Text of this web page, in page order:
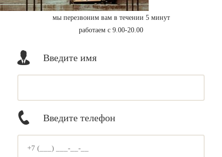
мы перезвоним вам в течении 5 минут
работаем с 9.00-20.00
Введите имя
Введите телефон